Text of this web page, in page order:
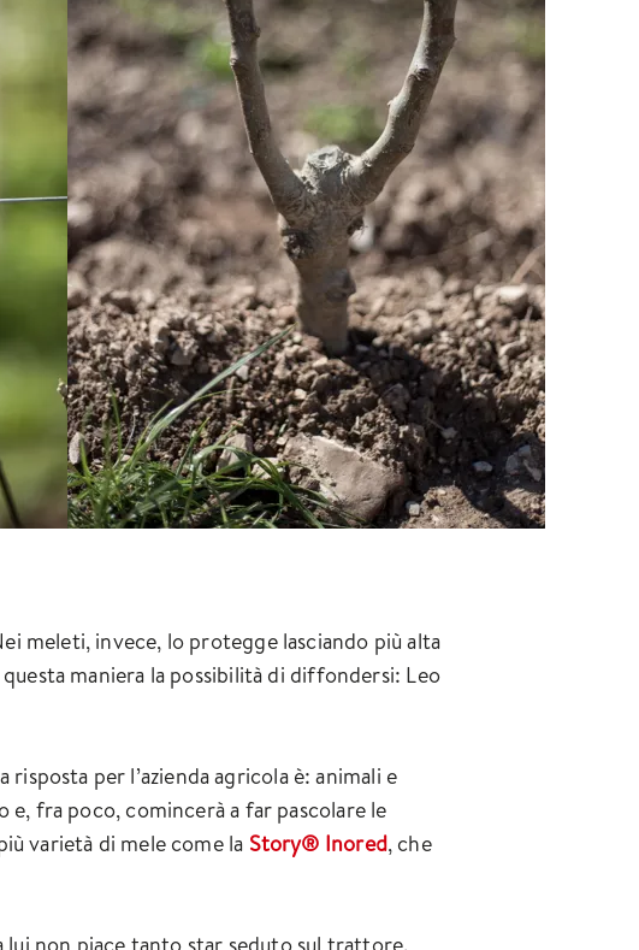
meleti, invece, lo protegge lasciando più alta
maniera la possibilità di diffondersi: Leo
per l’azienda agricola è: animali e
fra poco, comincerà a far pascolare le
varietà di mele come la Story® Inored, che